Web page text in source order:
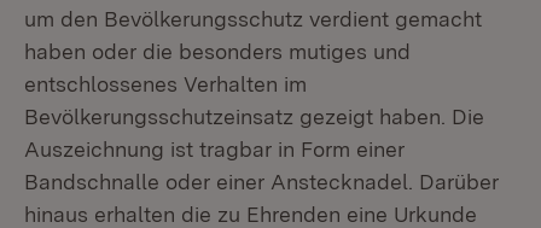
um den Bevölkerungsschutz verdient gemacht
haben oder die besonders mutiges und
entschlossenes Verhalten im
Bevölkerungsschutzeinsatz gezeigt haben. Die
Auszeichnung ist tragbar in Form einer
Bandschnalle oder einer Anstecknadel. Darüber
hinaus erhalten die zu Ehrenden eine Urkunde